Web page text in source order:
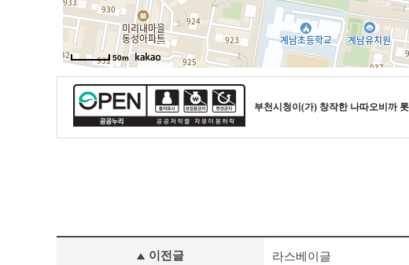
부천시청이(가) 창작한 나따오비까
이전글 라스베이글